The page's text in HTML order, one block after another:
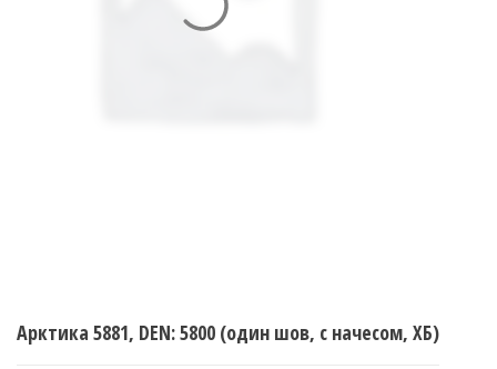
Арктика 5881, DEN: 5800 (один шов, с начесом, ХБ)